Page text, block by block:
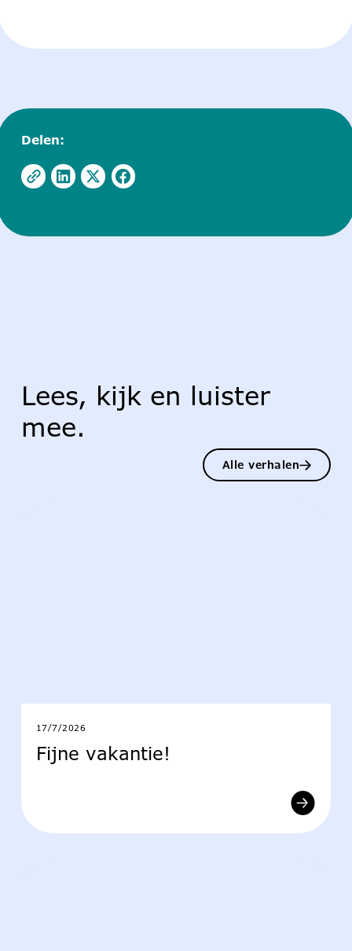
Delen:
Lees, kijk en luister
mee.
Alle verhalen
17/7/2026
Fijne vakantie!